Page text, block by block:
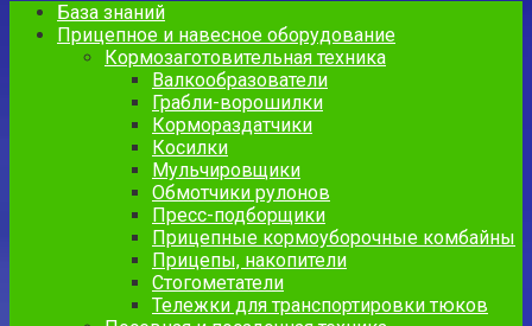
База знаний
Прицепное и навесное оборудование
Кормозаготовительная техника
Валкообразователи
Грабли-ворошилки
Кормораздатчики
Косилки
Мульчировщики
Обмотчики рулонов
Пресс-подборщики
Прицепные кормоуборочные комбайны
Прицепы, накопители
Стогометатели
Тележки для транспортировки тюков